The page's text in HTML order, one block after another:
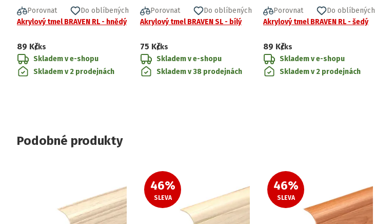
Porovnat
Do oblíbených
Akrylový tmel BRAVEN RL - hnědý
89 Kč/ks
Skladem v e-shopu
Skladem v 2 prodejnách
Porovnat
Do oblíbených
Akrylový tmel BRAVEN SL - bílý
75 Kč/ks
Skladem v e-shopu
Skladem v 38 prodejnách
Porovnat
Do oblíbených
Akrylový tmel BRAVEN RL - šedý
89 Kč/ks
Skladem v e-shopu
Skladem v 2 prodejnách
Podobné produkty
46%
SLEVA
46%
SLEVA